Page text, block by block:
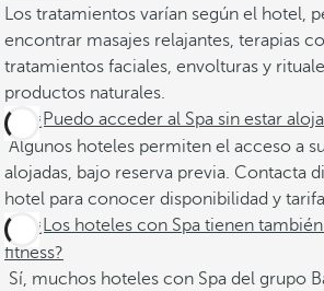
Los tratamientos varían según el hotel,
encontrar masajes relajantes, terapias
tratamientos faciales, envolturas y
productos naturales.
¿Puedo acceder al Spa sin estar
Algunos hoteles permiten el acceso a
alojadas, bajo reserva previa. Contacta
hotel para conocer disponibilidad y
¿Los hoteles con Spa tienen
fitness?
Sí, muchos hoteles con Spa del grupo